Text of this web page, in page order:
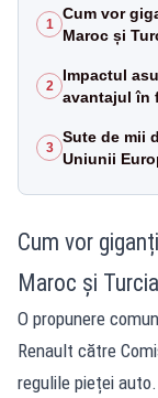
1
Cum vor
Maroc și
2
Impactul
avantajul în
3
Sute de mii
Uniunii
Cum vor
Maroc și
O propunere
Renault către
regulile pieței